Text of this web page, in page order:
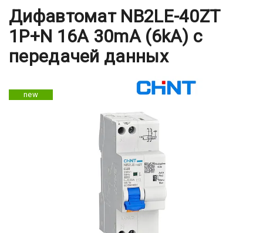
Дифавтомат NB2LE-40ZT
1P+N 16А 30mA (6kA) с
передачей данных
new